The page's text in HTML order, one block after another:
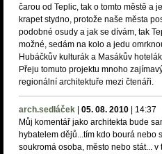
čarou od Teplic, tak o tomto městě a
krapet stydno, protože naše města
podobné osudy a jak se dívám, tak
možné, sedám na kolo a jedu
Hubáčkův kulturák a Masákův
Přeju tomuto projektu mnoho
regionální architektuře mezi čtenáři.
arch.sedláček 05. 08. 2010 14:37
Můj komentář jako architekta bude
hybatelem dějů...tím kdo bourá nebo
soukromá osoba, město nebo stát...